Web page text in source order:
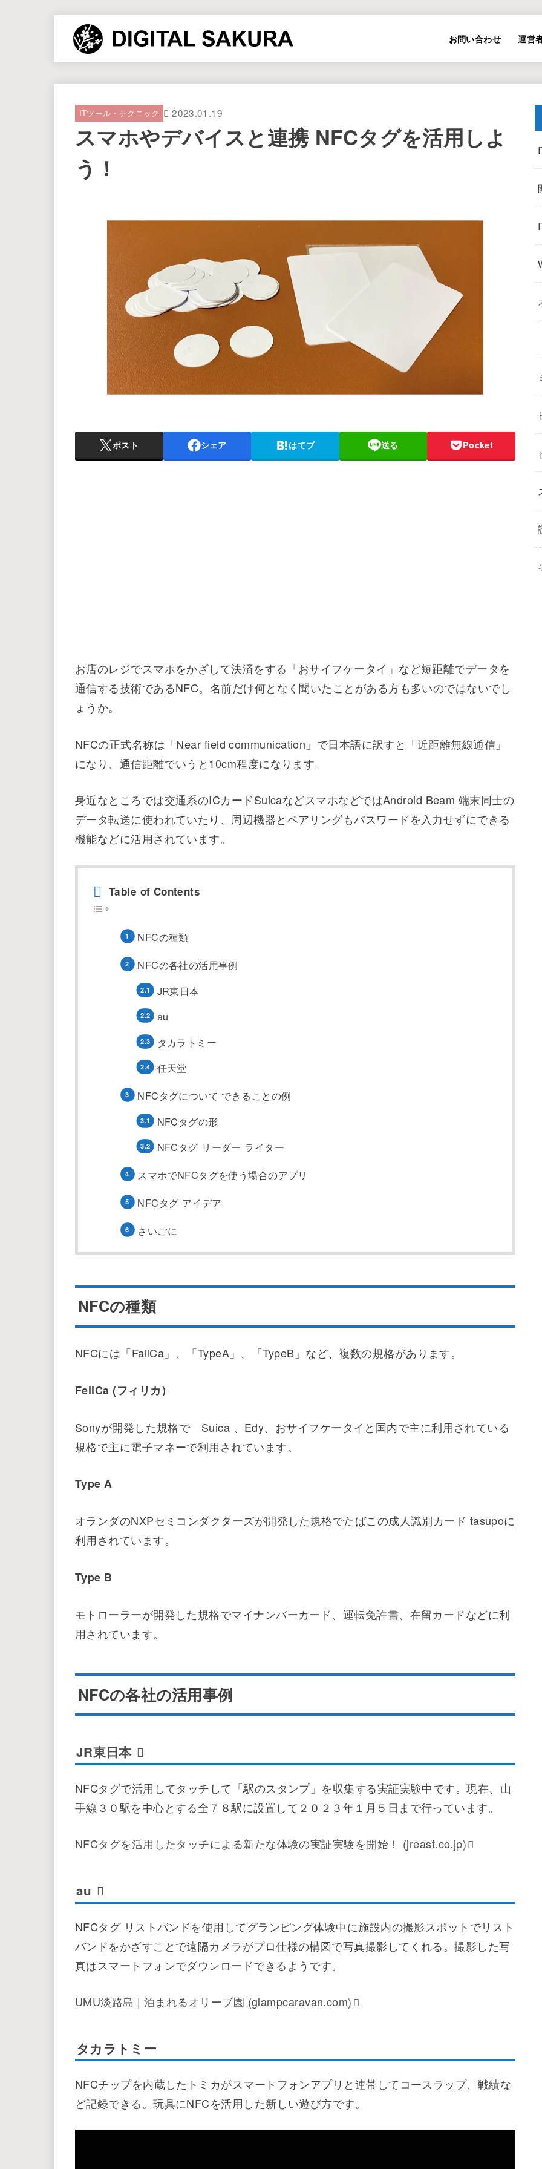
お問い合わせ 運営
ITツール・テクニック 2023.01.19
スマホやデバイスと連携 NFCタグを活用しよ
う！
ポスト シェア はてブ 送る Pocket
お店のレジでスマホをかざして決済をする「おサイフケータイ」など短距離でデータを
通信する技術であるNFC。名前だけ何となく聞いたことがある方も多いのではないでし
ょうか。
NFCの正式名称は「Near field communication」で日本語に訳すと「近距離無線通信」
になり、通信距離でいうと10cm程度になります。
身近なところでは交通系のICカードSuicaなどスマホなどではAndroid Beam 端末同士の
データ転送に使われていたり、周辺機器とペアリングもパスワードを入力せずにできる
機能などに活用されています。
Table of Contents
NFCの種類
NFCの各社の活用事例
JR東日本
au
タカラトミー
任天堂
NFCタグについて できることの例
NFCタグの形
NFCタグ リーダー ライター
スマホでNFCタグを使う場合のアプリ
NFCタグ アイデア
さいごに
NFCの種類
NFCには「FailCa」、「TypeA」、「TypeB」など、複数の規格があります。
FeilCa (フィリカ）
Sonyが開発した規格で Suica 、Edy、おサイフケータイと国内で主に利用されている
規格で主に電子マネーで利用されています。
Type A
オランダのNXPセミコンダクターズが開発した規格でたばこの成人識別カード tasupoに
利用されています。
Type B
モトローラーが開発した規格でマイナンバーカード、運転免許書、在留カードなどに利
用されています。
NFCの各社の活用事例
JR東日本
NFCタグで活用してタッチして「駅のスタンプ」を収集する実証実験中です。現在、山
手線３０駅を中心とする全７８駅に設置して２０２３年１月５日まで行っています。
NFCタグを活用したタッチによる新たな体験の実証実験を開始！ (jreast.co.jp)
au
NFCタグ リストバンドを使用してグランピング体験中に施設内の撮影スポットでリスト
バンドをかざすことで遠隔カメラがプロ仕様の構図で写真撮影してくれる。撮影した写
真はスマートフォンでダウンロードできるようです。
UMU淡路島 | 泊まれるオリーブ園 (glampcaravan.com)
タカラトミー
NFCチップを内蔵したトミカがスマートフォンアプリと連帯してコースラップ、戦績な
ど記録できる。玩具にNFCを活用した新しい遊び方です。